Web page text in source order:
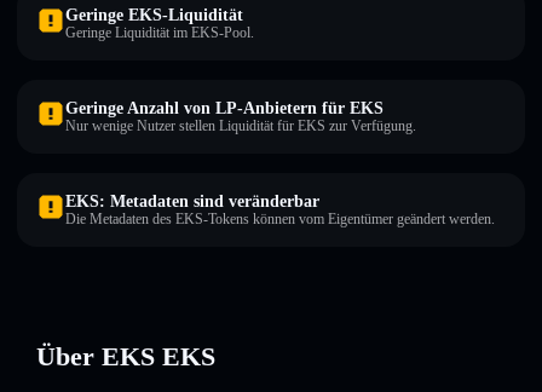
Geringe EKS-Liquidität
Geringe Liquidität im EKS-Pool.
Geringe Anzahl von LP-Anbietern für EKS
Nur wenige Nutzer stellen Liquidität für EKS zur Verfügung.
EKS: Metadaten sind veränderbar
Die Metadaten des EKS-Tokens können vom Eigentümer geändert werden.
Über EKS EKS